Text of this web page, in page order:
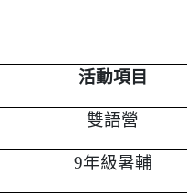
活動項目
雙語營
9年級暑輔